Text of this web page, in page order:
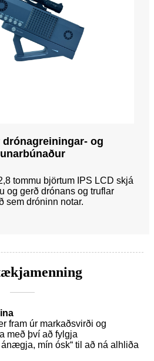
og
tommu björtum IPS LCD skjá
og gerð drónans og truflar
sem dróninn notar.
fram úr markaðsvirði og
með því að fylgja
mín ósk“ til að ná alhliða